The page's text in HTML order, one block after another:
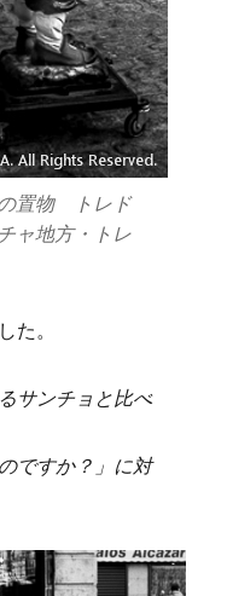
置物 トレド
ャ地方・トレ
た。
サンチョと比べ
ですか？」に対